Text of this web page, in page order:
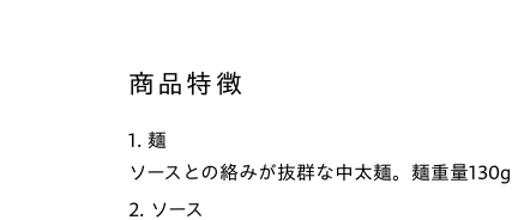
商品特徴
1. 麺
ソースとの絡みが抜群な中太麺。麺重量
2. ソース